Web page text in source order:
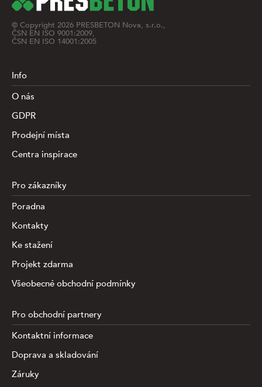
© Copyright 2026 PRESBETON Nova, s.r.o.,
ČSN EN ISO 9001:2009,
ČSN EN ISO 14001:2005
Info
O nás
GDPR
Prodejní místa
Centra inspirace
Pro zákazníky
Poradna
Kontakty
Ke stažení
Projekt zdarma
Všeobecné obchodní podmínky
Pro obchodní partnery
Kontaktní informace
Doprava a skladování
Záruky